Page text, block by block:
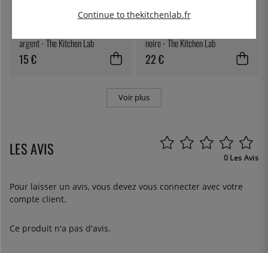
argent - The Kitchen Lab
15 €
THE KITCHEN LAB
noire - The Kitchen Lab
22 €
Voir plus
LES AVIS 0 Les Avis
Pour laisser un avis, vous devez vous connecter avec votre
compte client.
Ce produit n'a pas d'avis.
Continue to thekitchenlab.fr